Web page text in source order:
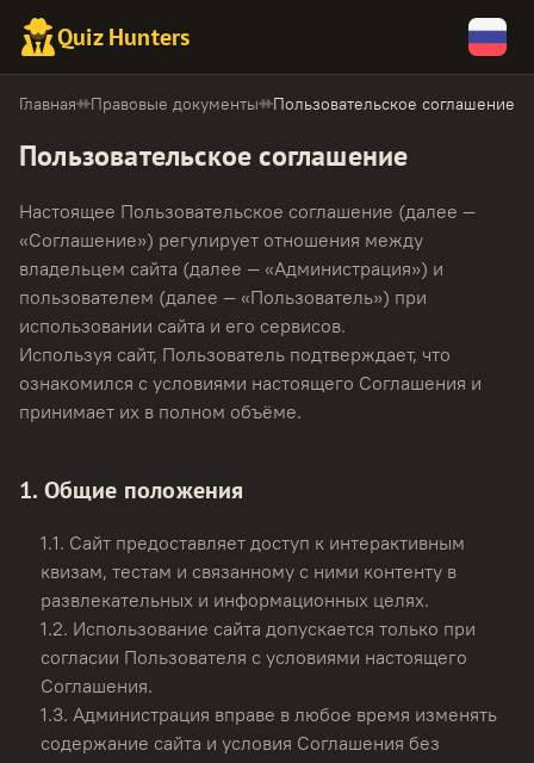
Quiz Hunters
Главная Правовые документы Пользовательское соглашение
Пользовательское соглашение
Настоящее Пользовательское соглашение (далее —
«Соглашение») регулирует отношения между
владельцем сайта (далее — «Администрация») и
пользователем (далее — «Пользователь») при
использовании сайта и его сервисов.
Используя сайт, Пользователь подтверждает, что
ознакомился с условиями настоящего Соглашения и
принимает их в полном объёме.
1. Общие положения
1.1. Сайт предоставляет доступ к интерактивным
квизам, тестам и связанному с ними контенту в
развлекательных и информационных целях.
1.2. Использование сайта допускается только при
согласии Пользователя с условиями настоящего
Соглашения.
1.3. Администрация вправе в любое время изменять
содержание сайта и условия Соглашения без